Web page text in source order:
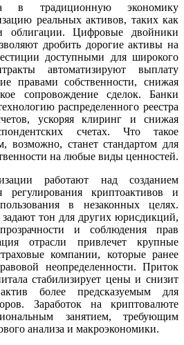
в традиционную экономику
реальных активов, таких как
облигации. Цифровые двойники
дробить дорогие активы на
доступными для широкого
автоматизируют выплату
правами собственности, снижая
сопровождение сделок. Банки
распределенного реестра
ускоряя клиринг и снижая
счетах. Что такое
возможно, станет стандартом для
на любые виды ценностей.
работают над созданием
регулирования криптоактивов и
в незаконных целях.
тон для других юрисдикций,
и соблюдения прав
отрасли привлечет крупные
компании, которые ранее
неопределенности. Приток
стабилизирует цены и снизит
более предсказуемым для
Заработок на криптовалюте
занятием, требующим
анализа и макроэкономики.